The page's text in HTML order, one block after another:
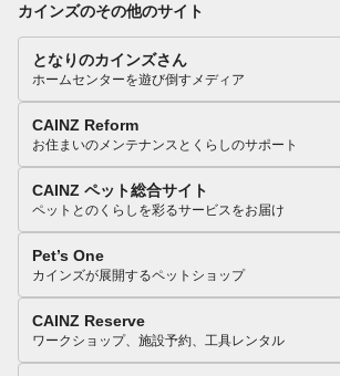
カインズのその他のサイト
となりのカインズさん
ホームセンターを遊び倒すメディア
CAINZ Reform
お住まいのメンテナンスとくらしのサポート
CAINZ ペット総合サイト
ペットとのくらしを彩るサービスをお届け
Pet’s One
カインズが展開するペットショップ
CAINZ Reserve
ワークショップ、施設予約、工具レンタル